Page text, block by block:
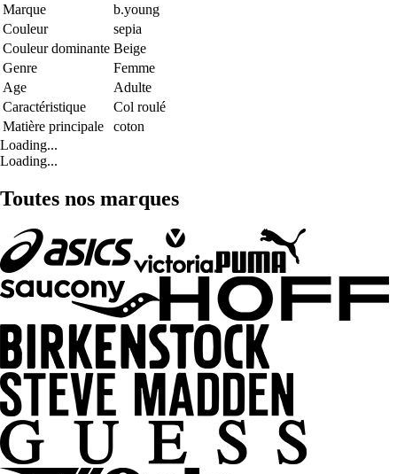
Marque
b.young
Couleur
sepia
Couleur dominante Beige
Genre
Femme
Age
Adulte
Caractéristique
Col roulé
Matière principale
coton
Loading...
Loading...
Toutes nos marques